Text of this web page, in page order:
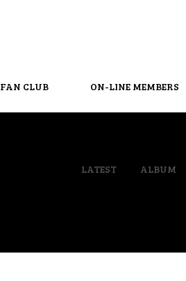
FAN CLUB ON-LINE MEMBERS
LATEST ALBUM